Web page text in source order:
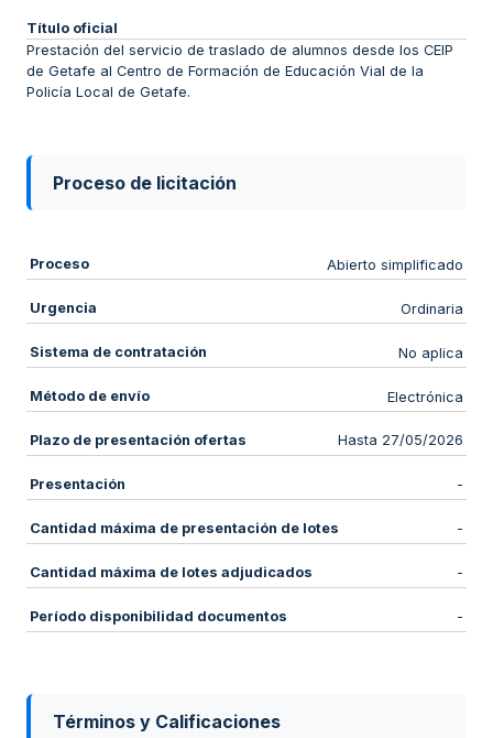
Título oficial
Prestación del servicio de traslado de alumnos desde los CEIP
de Getafe al Centro de Formación de Educación Vial de la
Policía Local de Getafe.
Proceso de licitación
Proceso Abierto simplificado
Urgencia Ordinaria
Sistema de contratación No aplica
Método de envío Electrónica
Plazo de presentación ofertas Hasta 27/05/2026
Presentación -
Cantidad máxima de presentación de lotes -
Cantidad máxima de lotes adjudicados -
Período disponibilidad documentos -
Términos y Calificaciones